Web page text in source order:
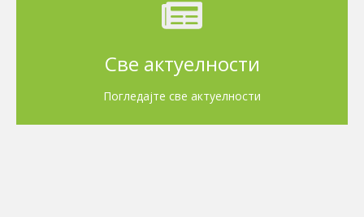
Све актуелности
Погледајте све актуелности